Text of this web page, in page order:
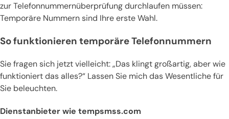
zur Telefonnummernüberprüfung durchlaufen müssen:
Temporäre Nummern sind Ihre erste Wahl.
So funktionieren temporäre Telefonnummern
Sie fragen sich jetzt vielleicht: „Das klingt großartig, aber wie
funktioniert das alles?“ Lassen Sie mich das Wesentliche für
Sie beleuchten.
Dienstanbieter wie tempsmss.com